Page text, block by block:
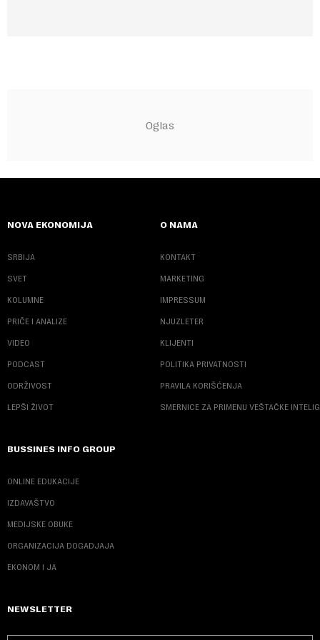
NOVA EKONOMIJA
SRBIJA
SVET
KOLUMNE
PRIČE I ANALIZE
VIDEO
PODCAST
ODRŽIVOST
LEPŠI ŽIVOT
O NAMA
KONTAKT
MARKETING
IMPRESSUM
NJUZLETER
KLIJENTI
POLITIKA PRIVATNOSTI
PRAVILA KORIŠĆENJA
SMERNICE ZA PRIMENU VEŠTAČKE
BUSSINES INFO GROUP
ONLINE EDUKACIJE
IZDAVAŠTVO
MEDIJSKE OBUKE
ORGANIZACIJA DOGADJAJA
EKONOM I JA
NEWSLETTER